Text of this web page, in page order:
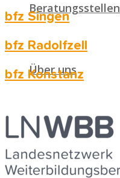
Beratungsstellen
Über uns
Über uns
bfz Singen
bfz Radolfzell
bfz Konstanz